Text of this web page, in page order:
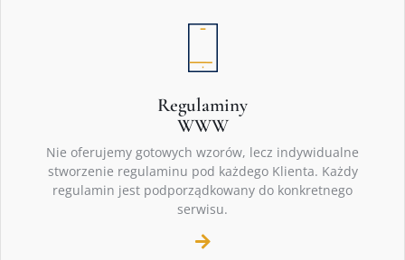
Regulaminy
WWW
Nie oferujemy gotowych wzorów, lecz indywidualne
stworzenie regulaminu pod każdego Klienta. Każdy
regulamin jest podporządkowany do konkretnego
serwisu.